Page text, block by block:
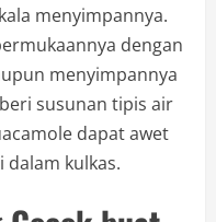
menyimpannya.
dengan
menyimpannya
susunan tipis air
dapat awet
kulkas.